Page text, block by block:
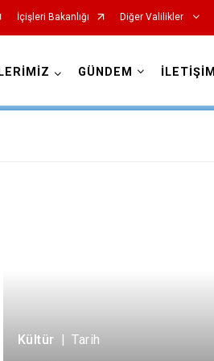
İçişleri Bakanlığı Diğer Valilikler
GÜNDEM İLETİŞİM
Kültür | Tarih